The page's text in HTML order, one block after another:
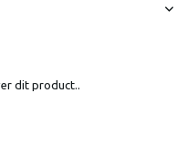
dit product..